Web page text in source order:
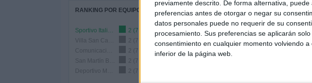
previamente descrito. De forma alternativa,
preferencias antes de otorgar o negar su
datos personales puede no requerir de su
procesamiento. Sus preferencias se aplicarán
consentimiento en cualquier momento volviendo
inferior de la página web.
RANKING POR EQUIPOS
Sportivo Italiano
2 (7.14%)
2 (7.14%)
2 (7.14%)
2 (7.14%)
2 (7.14%)
RANKING POR
Primera B Argentina
Ver ranking